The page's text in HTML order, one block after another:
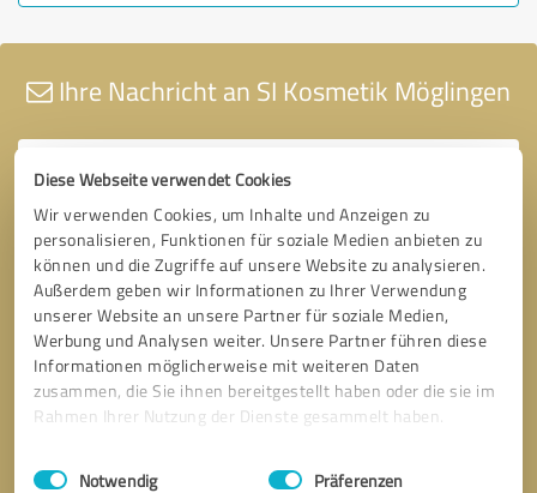
Diese Webseite verwendet Cookies
Wir verwenden Cookies, um Inhalte und Anzeigen zu
personalisieren, Funktionen für soziale Medien anbieten zu
können und die Zugriffe auf unsere Website zu analysieren.
Außerdem geben wir Informationen zu Ihrer Verwendung
unserer Website an unsere Partner für soziale Medien,
Werbung und Analysen weiter. Unsere Partner führen diese
Informationen möglicherweise mit weiteren Daten
zusammen, die Sie ihnen bereitgestellt haben oder die sie im
Rahmen Ihrer Nutzung der Dienste gesammelt haben.
Impressum Datenschutzbestimmungen
Einwilligungsauswahl
Notwendig Präferenzen
Ihre Nachricht an SI Kosmetik Möglingen